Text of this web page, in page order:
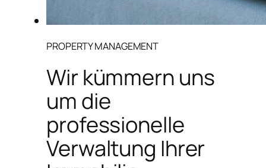
PROPERTY MANAGEMENT
Wir kümmern uns
um die
professionelle
Verwaltung Ihrer